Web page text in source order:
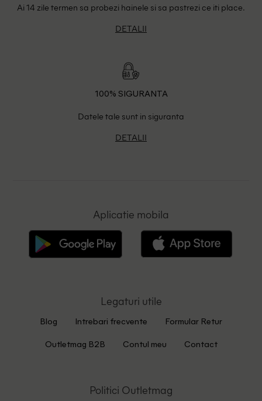
Ai 14 zile termen sa probezi hainele si sa pastrezi ce iti place.
DETALII
100% SIGURANTA
Datele tale sunt in siguranta
DETALII
Aplicatie mobila
Legaturi utile
Blog Intrebari frecvente Formular Retur
Outletmag B2B Contul meu Contact
Politici Outletmag